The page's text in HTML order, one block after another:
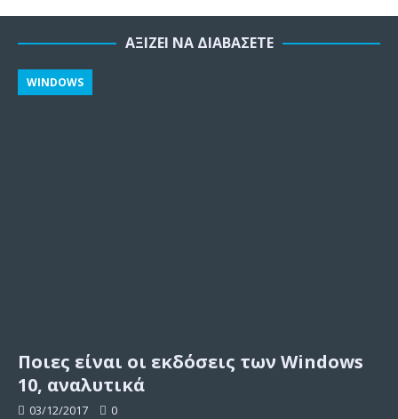
ΑΞΊΖΕΙ ΝΑ ΔΙΑΒΆΣΕΤΕ
Ποιες είναι οι εκδόσεις των Windows
10, αναλυτικά
WINDOWS
03/12/2017
0